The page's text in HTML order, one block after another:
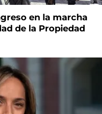
en la marcha
de la Propiedad